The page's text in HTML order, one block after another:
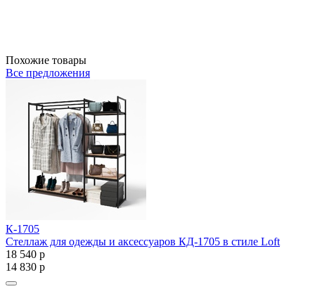
Похожие товары
Все предложения
К-1705
Стеллаж для одежды и аксессуаров КД-1705 в стиле Loft
18 540 р
14 830 р